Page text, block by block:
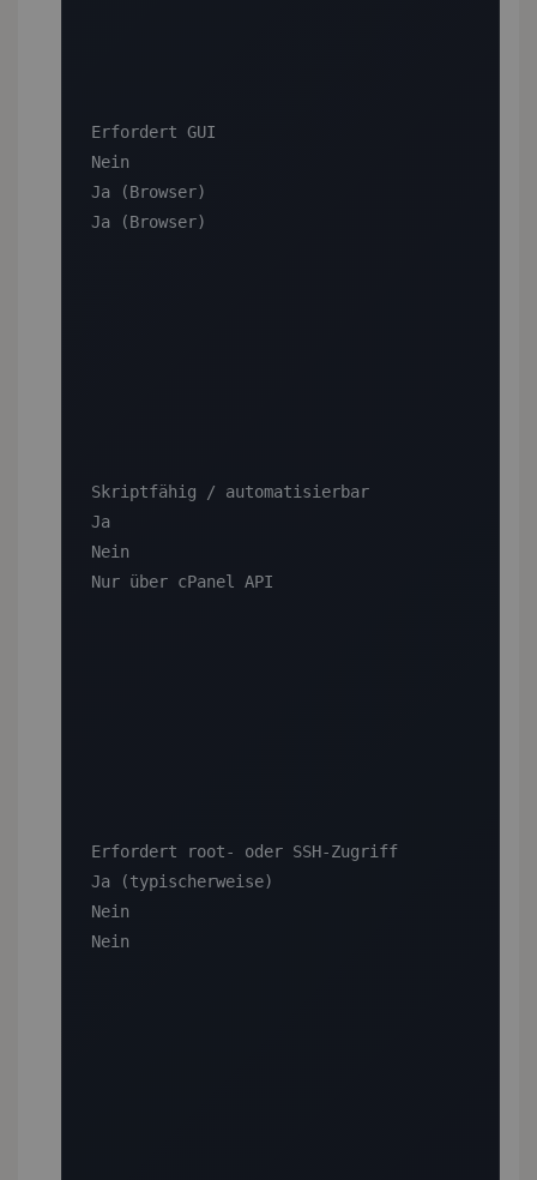
Erfordert GUI
Nein
Ja (Browser)
Ja (Browser)
Skriptfähig / automatisierbar
Ja
Nein
Nur über cPanel API
Erfordert root- oder SSH-Zugriff
Ja (typischerweise)
Nein
Nein